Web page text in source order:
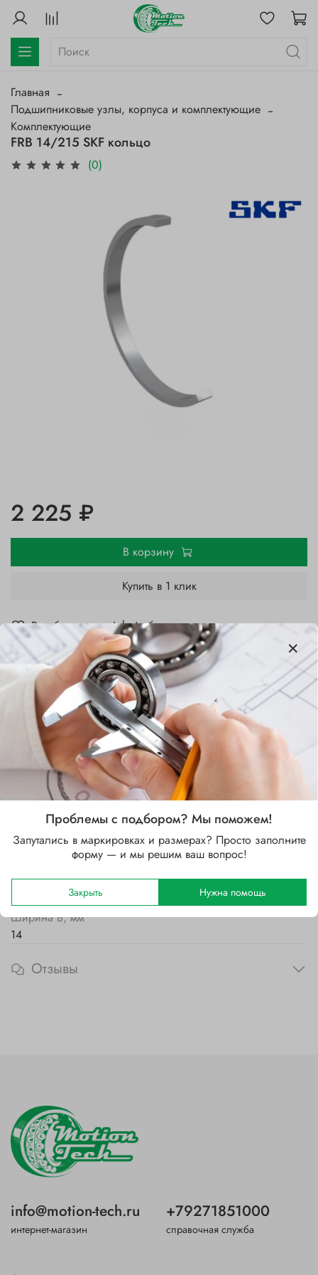
Главная
Подшипниковые узлы, корпуса и комплектующие
Комплектующие
FRB 14/215 SKF кольцо
(0)
В избранное Добавить в сравнение
2 225 ₽
В корзину
Купить в 1 клик
Характеристики
SKF
Внутренний диаметр d, мм
202
Ширина B, мм
14
Отзывы
info@motion-tech.ru
интернет-магазин
+79271851000
справочная служба
Проблемы с подбором? Мы поможем!
Запутались в маркировках и размерах? Просто заполните
форму — и мы решим ваш вопрос!
Закрыть Нужна помощь